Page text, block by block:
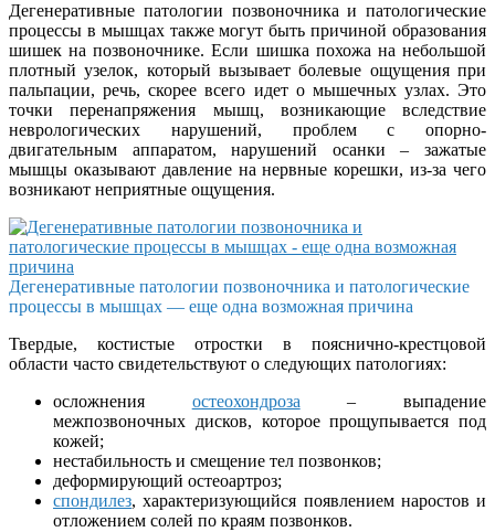
Дегенеративные патологии позвоночника и патологические
процессы в мышцах также могут быть причиной образования
шишек на позвоночнике. Если шишка похожа на небольшой
плотный узелок, который вызывает болевые ощущения при
пальпации, речь, скорее всего идет о мышечных узлах. Это
точки перенапряжения мышц, возникающие вследствие
неврологических нарушений, проблем с опорно-
двигательным аппаратом, нарушений осанки – зажатые
мышцы оказывают давление на нервные корешки, из-за чего
возникают неприятные ощущения.
Дегенеративные патологии позвоночника и патологические
процессы в мышцах — еще одна возможная причина
Твердые, костистые отростки в пояснично-крестцовой
области часто свидетельствуют о следующих патологиях:
осложнения остеохондроза– выпадение
межпозвоночных дисков, которое прощупывается под
кожей;
нестабильность и смещение тел позвонков;
деформирующий остеоартроз;
спондилез, характеризующийся появлением наростов и
отложением солей по краям позвонков.